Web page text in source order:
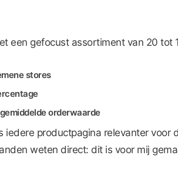
een gefocust assortiment van 20
stores
orderwaarde
productpagina relevanter
weten direct: dit is voor mij